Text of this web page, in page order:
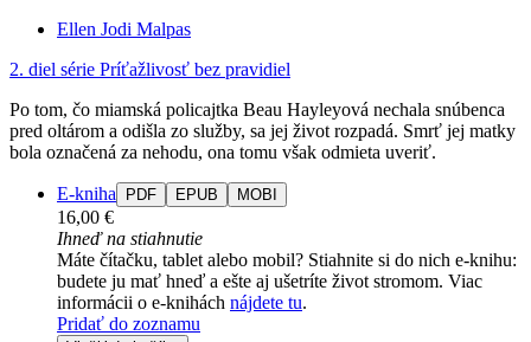
Ellen Jodi Malpas
2. diel série Príťažlivosť bez pravidiel
Po tom, čo miamská policajtka Beau Hayleyová nechala snúbenca
pred oltárom a odišla zo služby, sa jej život rozpadá. Smrť jej matky
bola označená za nehodu, ona tomu však odmieta uveriť.
E-kniha PDF EPUB MOBI
16,00 €
Ihneď na stiahnutie
Máte čítačku, tablet alebo mobil? Stiahnite si do nich e-knihu:
budete ju mať hneď a ešte aj ušetríte život stromom. Viac
informácii o e-knihách nájdete tu.
Pridať do zoznamu